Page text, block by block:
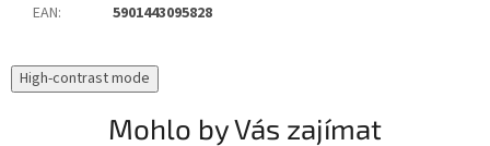
EAN: 5901443095828
High-contrast mode
Mohlo by Vás zajímat